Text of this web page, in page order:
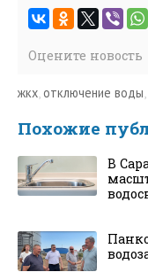
Оцените новость
жкх отключение воды
Похожие
В